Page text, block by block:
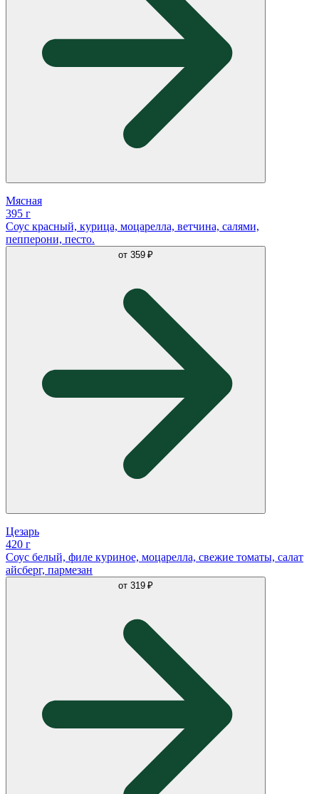
Мясная
395 г
Соус красный, курица, моцарелла, ветчина, салями,
пепперони, песто.
от 359 ₽
Цезарь
420 г
Соус белый, филе куриное, моцарелла, свежие томаты, салат
айсберг, пармезан
от 319 ₽